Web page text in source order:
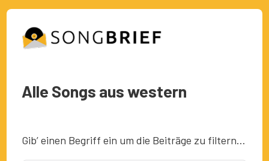
Alle Songs aus western
Gib’ einen Begriff ein um die Beiträge zu filtern…